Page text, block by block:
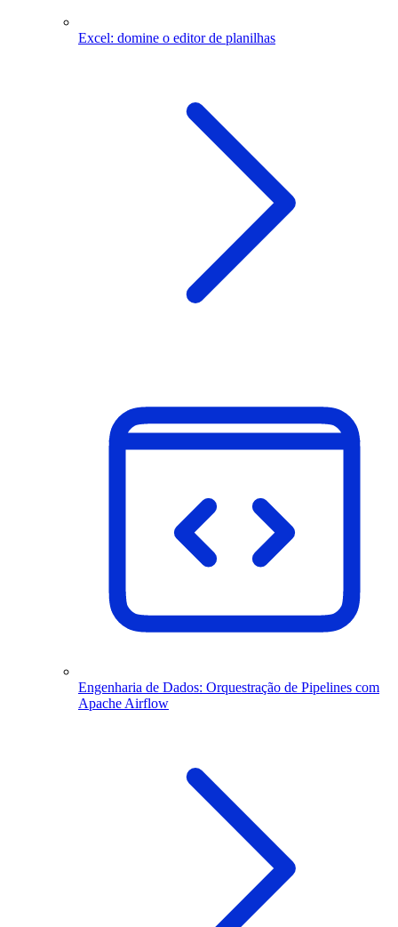
Excel: domine o editor de planilhas
Engenharia de Dados: Orquestração de Pipelines com
Apache Airflow